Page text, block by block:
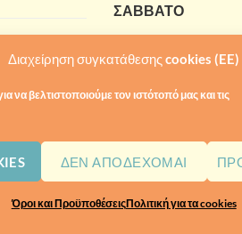
Διαχείρηση συγκατάθεσης cookies (EE)
να βελτιστοποιούμε τον ιστότοπό μας και τις
ΔΕΝ ΑΠΟΔΈΧΟΜΑΙ
Όροι και ΠροϋποθέσειςΠολιτική για τα cookies
ΣΑΒΒΑΤΟ
09:00-14:00